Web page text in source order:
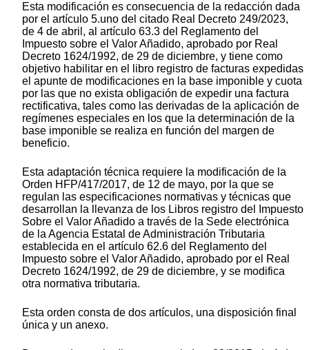
Esta modificación es consecuencia de la redacción dada
por el artículo 5.uno del citado Real Decreto 249/2023,
de 4 de abril, al artículo 63.3 del Reglamento del
Impuesto sobre el Valor Añadido, aprobado por Real
Decreto 1624/1992, de 29 de diciembre, y tiene como
objetivo habilitar en el libro registro de facturas expedidas
el apunte de modificaciones en la base imponible y cuota
por las que no exista obligación de expedir una factura
rectificativa, tales como las derivadas de la aplicación de
regímenes especiales en los que la determinación de la
base imponible se realiza en función del margen de
beneficio.
Esta adaptación técnica requiere la modificación de la
Orden HFP/417/2017, de 12 de mayo, por la que se
regulan las especificaciones normativas y técnicas que
desarrollan la llevanza de los Libros registro del Impuesto
Sobre el Valor Añadido a través de la Sede electrónica
de la Agencia Estatal de Administración Tributaria
establecida en el artículo 62.6 del Reglamento del
Impuesto sobre el Valor Añadido, aprobado por el Real
Decreto 1624/1992, de 29 de diciembre, y se modifica
otra normativa tributaria.
Esta orden consta de dos artículos, una disposición final
única y un anexo.